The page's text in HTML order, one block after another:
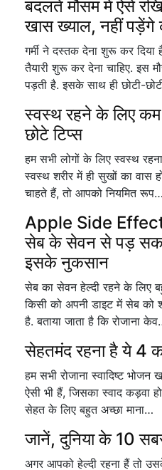
बदलते मौसम में ऐसे
खास ख्याल, नहीं पड़ेंगे
गर्मी ने दस्तक देना शुरू कर दिया
तैयारी शुरू कर देना चाहिए. इस
पड़ती है. इसके साथ ही छोटी-
स्वस्थ रहने के लिए
छोटे टिप्स
हम सभी लोगों के लिए स्वस्थ
स्वस्थ शरीर में ही सुखों का वास
चाहते हैं, तो आपको नियमित रूप…
Apple Side
सेब के सेवन से पड़ सकते
इसके नुकसान
सेब का सेवन हेल्दी रहने के लिए
किसी को अपनी डाइट में सेब को
है. बताया जाता है कि रोजाना
सेहतमंद रहना है ये 4
हम सभी रोजाना स्वादिष्ट
ऐसी भी हैं, जिसका स्वाद कड़वा
सेहत के लिए बहुत अच्छा माना…
जानें, दुनिया के 10
अगर आपको हेल्दी रहना हैं तो